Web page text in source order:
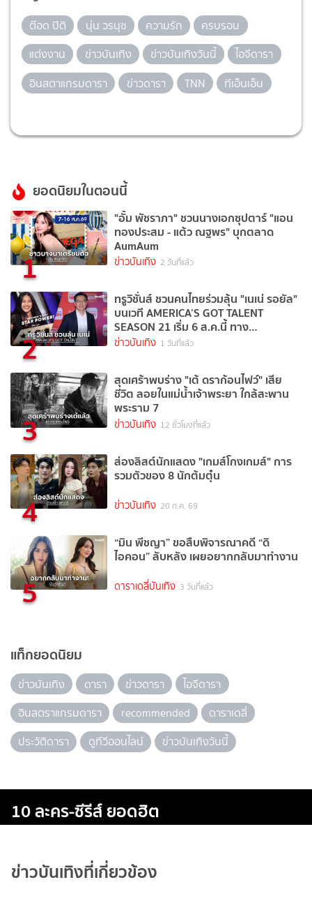
ต๊อด ปิติ นุ่น วรนุช ความรัก
ครบรอบ
แต่งงาน
ข่าวบันเทิง ข่าวบันเทิงวันนี้
ไอจีดารา
อินสตาแกรมดารา
ข่าวดารา TNN ทีเอ็นเอ็น
ยอดนิยมในตอนนี้
1
"อั้ม พัชราภา" ชวนนางเอกซุปตาร์ "แอน
ทองประสม - แต้ว ณฐพร" บุกตลาด
AumAum
ข่าวบันเทิง 2 วันที่แล้ว
2
ทรูวิชั่นส์ ชวนคนไทยร่วมลุ้น "เนเน่ รอยัล"
บนเวที AMERICA’S GOT TALENT
SEASON 21 เริ่ม 6 ส.ค.นี้ ทาง
TrueVisions NOW
ข่าวบันเทิง 1 วันที่แล้ว
3
สุดเศร้าพบร่าง "เต้ ดราก้อนไฟว์" เสีย
ชีวิต ลอยในแม่น้ำเจ้าพระยา ใกล้สะพาน
พระราม 7
ข่าวบันเทิง 12 ชั่วโมงที่แล้ว
4
ส่องลิสต์นักแสดง "เกมส์โกงเกมส์" การ
รวมตัวของ 8 นักต้มตุ๋น
ข่าวบันเทิง 20 ก.ค. 69
5
“มิน พีชญา” ขอสืบพิจารณาคดี “ดิ
ไอคอน” ลับหลัง เผยอยากกลับมาทำงาน
ดาราเดลี่บันเทิง 3 วันที่แล้ว
แท็กยอดนิยม
ข่าวบันเทิง ดารา ข่าวดารา
ไอจีดารา
อินสตราแกรมดารา
recommended
ดาราเดลี่
ประวัติดารา
ดูทีวีออนไลน์ ข่าวบันเทิงวันนี้
10 ละคร-ซีรีส์ ยอดฮิต
ข่าวบันเทิงที่เกี่ยวข้อง